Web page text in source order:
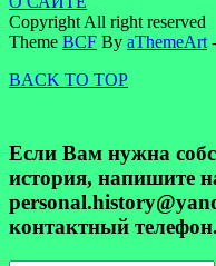
Copyright All right reserved
Theme BCF By aThemeArt
BACK TO TOP
Если Вам нужна
история, напишите
контактный